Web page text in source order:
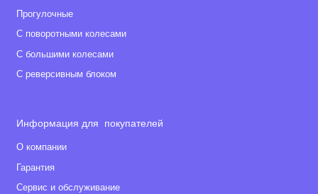
Прогулочные
С поворотными колесами
С большими колесами
С реверсивным блоком
Информация для покупателей
О компании
Гарантия
Сервис и обслуживание